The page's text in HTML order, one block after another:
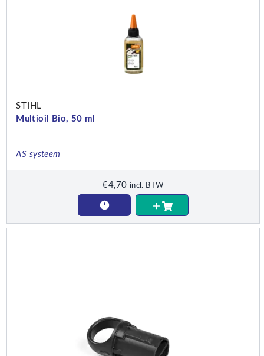
STIHL
Multioil Bio, 50 ml
AS systeem
€4,70 incl. BTW